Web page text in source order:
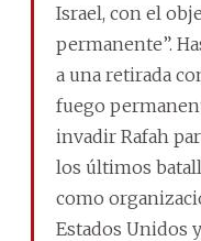
Israel, con el
permanente”.
a una retirada
fuego
invadir Rafah
los últimos
como
Estados Unidos